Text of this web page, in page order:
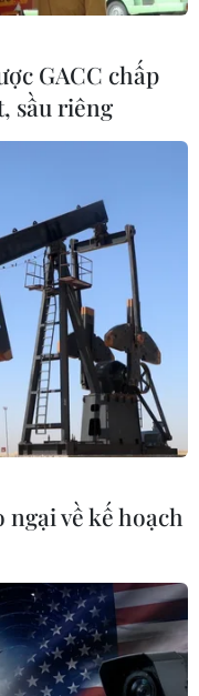
phán quan
phối hợp với Anh
GACC chấp
sầu riêng
về kế hoạch